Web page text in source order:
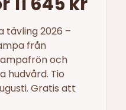
tävling 2026 –
från
och
hudvård. Tio
Gratis att